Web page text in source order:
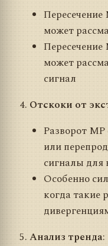
Пересечение
может
Пересечение
может
сигнал
Отскоки от
Разворот
или
сигналы для
Особенно
когда такие
Анализ тренда: